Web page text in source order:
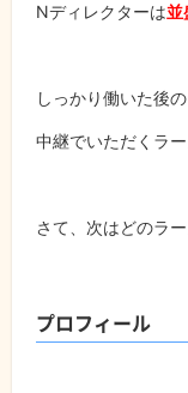
Nディレクターは並
しっかり働いた後
中継でいただくラ
さて、次はどのラ
プロフィール